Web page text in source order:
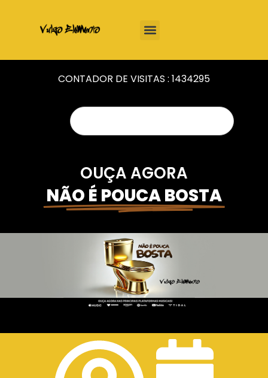
CONTADOR DE VISITAS : 1434295
OUÇA AGORA
NÃO É POUCA BOSTA